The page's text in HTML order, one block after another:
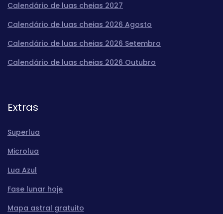
Calendário de luas cheias 2027
Calendário de luas cheias 2026 Agosto
Calendário de luas cheias 2026 Setembro
Calendário de luas cheias 2026 Outubro
Extras
Superlua
Microlua
Lua Azul
Fase lunar hoje
Mapa astral gratuito